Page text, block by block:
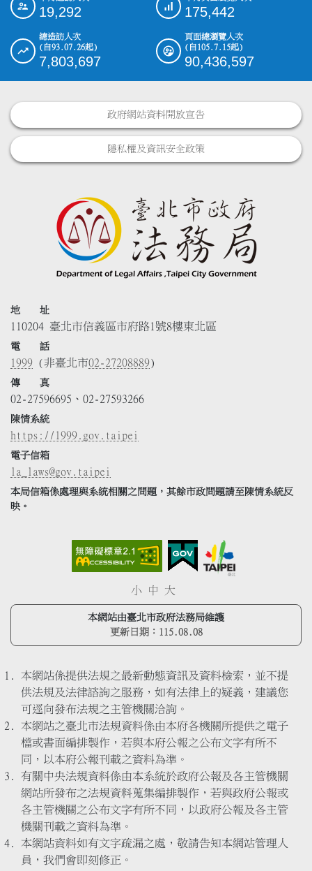
19,292 175,442
總造訪人次
(自93.07.26起)
7,803,697
頁面總瀏覽人次
(自105.7.15起)
90,436,597
政府網站資料開放宣告
隱私權及資訊安全政策
地 址
110204 臺北市信義區市府路1號8樓東北區
電 話
1999 (非臺北市02-27208889)
傳 真
02-27596695、02-27593266
陳情系統
https://1999.gov.taipei
電子信箱
la_laws@gov.taipei
本局信箱係處理與系統相關之問題，其餘市政問題請至陳情系統反
映。
小 中 大
本網站由臺北市政府法務局維護
更新日期： 115.08.08
本網站係提供法規之最新動態資訊及資料檢索，並不提
供法規及法律諮詢之服務，如有法律上的疑義，建議您
可逕向發布法規之主管機關洽詢。
本網站之臺北市法規資料係由本府各機關所提供之電子
檔或書面編排製作，若與本府公報之公布文字有所不
同，以本府公報刊載之資料為準。
有關中央法規資料係由本系統於政府公報及各主管機關
網站所發布之法規資料蒐集編排製作，若與政府公報或
各主管機關之公布文字有所不同，以政府公報及各主管
機關刊載之資料為準。
本網站資料如有文字疏漏之處，敬請告知本網站管理人
員，我們會即刻修正。